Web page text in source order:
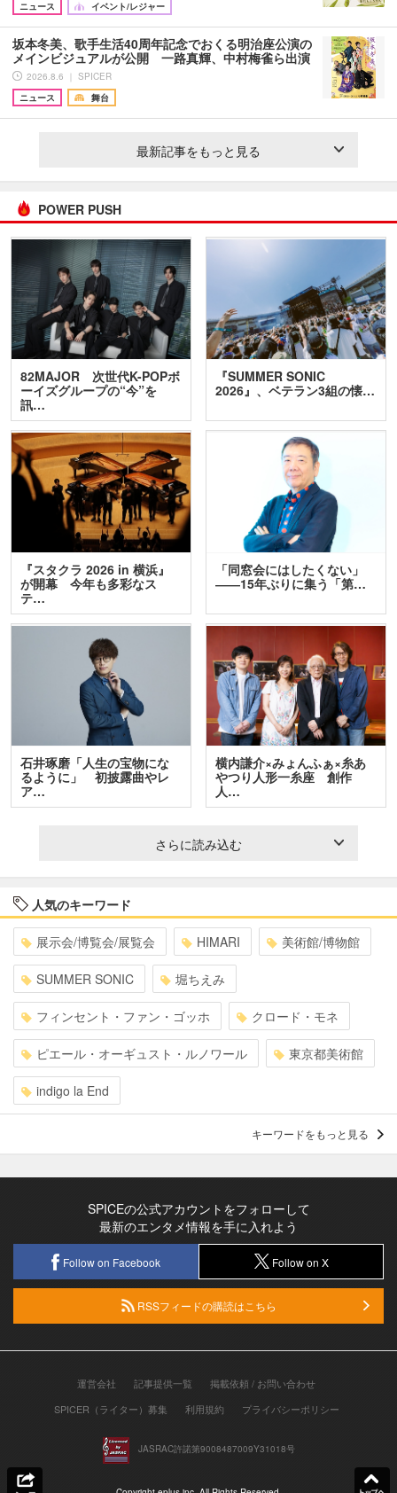
ニュース
イベント/レジャー
坂本冬美、歌手生活40周年記念でおくる明治座公演の
メインビジュアルが公開 一路真輝、中村梅雀ら出演
2026.8.6 ｜ SPICER
ニュース
舞台
最新記事をもっと見る
POWER PUSH
82MAJOR 次世代K-POPボ
ーイズグループの“今”を
訊…
『SUMMER SONIC
2026』、ベテラン3組の懐…
『スタクラ 2026 in 横浜』
が開幕 今年も多彩なス
テ…
「同窓会にはしたくない」
――15年ぶりに集う「第…
石井琢磨「人生の宝物にな
るように」 初披露曲やレ
ア…
横内謙介×みょんふぁ×糸あ
やつり人形一糸座 創作
人…
さらに読み込む
人気のキーワード
展示会/博覧会/展覧会 HIMARI 美術館/博物館
SUMMER SONIC 堀ちえみ
フィンセント・ファン・ゴッホ クロード・モネ
ピエール・オーギュスト・ルノワール 東京都美術館
indigo la End
キーワードをもっと見る
SPICEの公式アカウントをフォローして
最新のエンタメ情報を手に入れよう
Follow on Facebook Follow on X
RSSフィードの購読はこちら
運営会社 記事提供一覧
掲載依頼 / お問い合わせ
SPICER（ライター）募集
利用規約 プライバシーポリシー
JASRAC許諾第9008487009Y31018号